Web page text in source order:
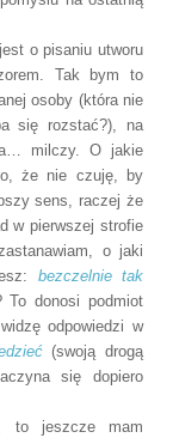
o pisaniu utworu
Tak bym to
osoby (która nie
się rozstać?), na
milczy. O jakie
że nie czuję, by
sens, raczej że
w pierwszej strofie
o jaki
bezczelnie tak
To donosi podmiot
odpowiedzi w
(swoją drogą
się dopiero
to jeszcze mam